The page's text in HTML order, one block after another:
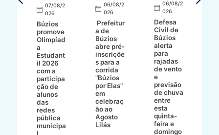
07/08/2
026
Búzios
promove
Olimpíad
a
Estudant
il 2026
com a
participa
ção de
alunos
das
redes
pública
municipa
l
06/08/2
026
Prefeitur
a de
Búzios
abre pré-
inscriçõe
s para a
corrida
"Búzios
por Elas"
em
celebraç
ão ao
Agosto
Lilás
06/08/2
026
Defesa
Civil de
Búzios
alerta
para
rajadas
de vento
e
previsão
de chuva
entre
esta
quinta-
feira e
domingo